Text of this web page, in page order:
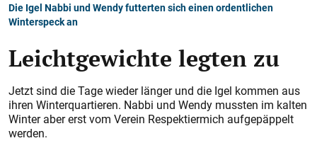
Die Igel Nabbi und Wendy futterten sich einen ordentlichen
Winterspeck an
Leichtgewichte legten zu
Jetzt sind die Tage wieder länger und die Igel kommen aus
ihren Winterquartieren. Nabbi und Wendy mussten im kalten
Winter aber erst vom Verein Respektiermich aufgepäppelt
werden.